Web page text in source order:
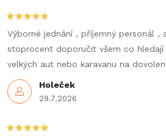
v
k
y
v
ý
Holeček
29.7.2026
Výborné jednání , příjemný personál ,
stoprocent doporučit všem co hledají
velkých aut nebo karavanu na